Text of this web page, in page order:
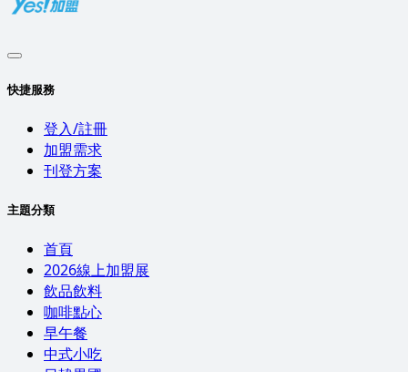
快捷服務
登入/註冊
加盟需求
刊登方案
主題分類
首頁
2026線上加盟展
飲品飲料
咖啡點心
早午餐
中式小吃